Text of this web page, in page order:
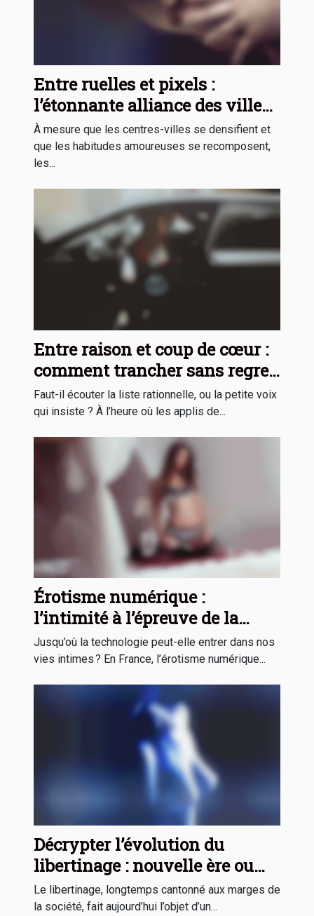
Entre ruelles et pixels :
l’étonnante alliance des villes
et applis de rencontres
À mesure que les centres-villes se densifient et
que les habitudes amoureuses se recomposent,
les...
Entre raison et coup de cœur :
comment trancher sans regret
?
Faut-il écouter la liste rationnelle, ou la petite voix
qui insiste ? À l’heure où les applis de...
Érotisme numérique :
l’intimité à l’épreuve de la
technologie
Jusqu’où la technologie peut-elle entrer dans nos
vies intimes ? En France, l’érotisme numérique...
Décrypter l’évolution du
libertinage : nouvelle ère ou
simple effet de mode ?
Le libertinage, longtemps cantonné aux marges de
la société, fait aujourd’hui l’objet d’un...